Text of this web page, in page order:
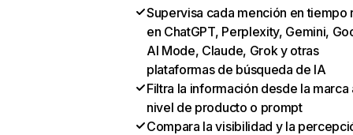
Supervisa cada mención en tiempo
en ChatGPT, Perplexity, Gemini,
AI Mode, Claude, Grok y otras
plataformas de búsqueda de IA
Filtra la información desde la marca
nivel de producto o prompt
Compara la visibilidad y la